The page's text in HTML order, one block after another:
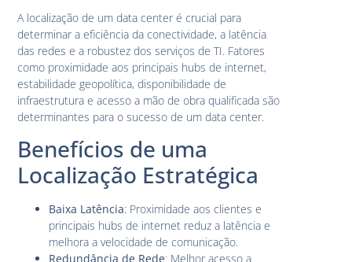
A localização de um data center é crucial para
determinar a eficiência da conectividade, a latência
das redes e a robustez dos serviços de TI. Fatores
como proximidade aos principais hubs de internet,
estabilidade geopolítica, disponibilidade de
infraestrutura e acesso a mão de obra qualificada são
determinantes para o sucesso de um data center.
Benefícios de uma
Localização Estratégica
Baixa Latência: Proximidade aos clientes e
principais hubs de internet reduz a latência e
melhora a velocidade de comunicação.
Redundância de Rede: Melhor acesso a